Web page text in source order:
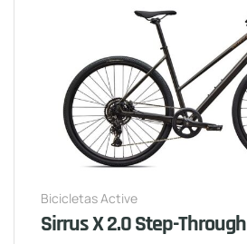
Bicicletas Active
Sirrus X 2.0 Step-Through